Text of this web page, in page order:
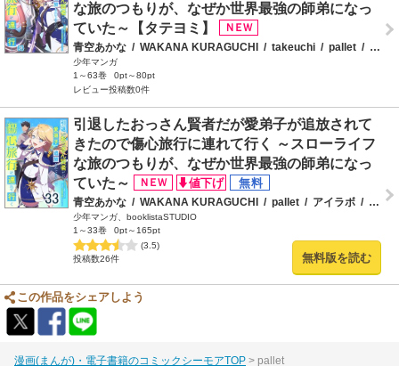
な旅のつもりが、なぜか世界最強の師弟になっ
ていた～【タテヨミ】
青空あかな / WAKANA KURAGUCHI / takeuchi / pallet /
少年マンガ
1～63巻
0pt～80pt
レビュー投稿数0件
引退したおっさん賢者だが愛弟子が追放されて
きたので傷心旅行に連れて行く ～スローライフ
な旅のつもりが、なぜか世界最強の師弟になっ
ていた～
青空あかな / WAKANA KURAGUCHI / pallet / アイラボ /
少年マンガ、booklistaSTUDIO
1～33巻
0pt～165pt
(3.5)
投稿数26件
無料版を読む
この作品をシェアしよう
漫画(まんが)・電子書籍のコミックシーモアTOP pallet